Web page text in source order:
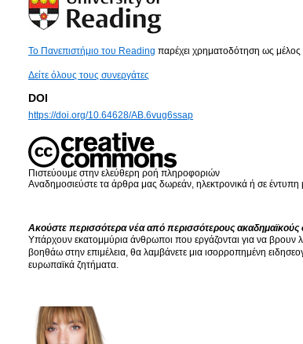
Το Πανεπιστήμιο του Reading παρέχει χρηματοδότηση ως
Δείτε όλους τους συνεργάτες
DOI
https://doi.org/10.64628/AB.6vug6ssap
Πιστεύουμε στην ελεύθερη ροή πληροφοριών
Αναδημοσιεύστε τα άρθρα μας δωρεάν, ηλεκτρονικά ή σε
Ακούστε περισσότερα νέα από περισσότερους
Υπάρχουν εκατομμύρια άνθρωποι που εργάζονται για να βρουν
βοηθάω στην επιμέλεια, θα λαμβάνετε μια ισορροπημένη
ευρωπαϊκά ζητήματα.